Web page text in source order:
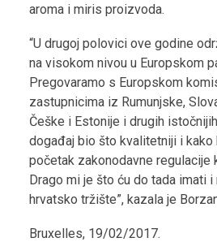
aroma i miris proizvoda.
“U drugoj polovici ove godine
na visokom nivou u Europskom
Pregovaramo s Europskom
zastupnicima iz Rumunjske,
Češke i Estonije i drugih
događaj bio što kvalitetniji i
početak zakonodavne regulacije
Drago mi je što ću do tada imati
hrvatsko tržište”, kazala je
Bruxelles, 19/02/2017.